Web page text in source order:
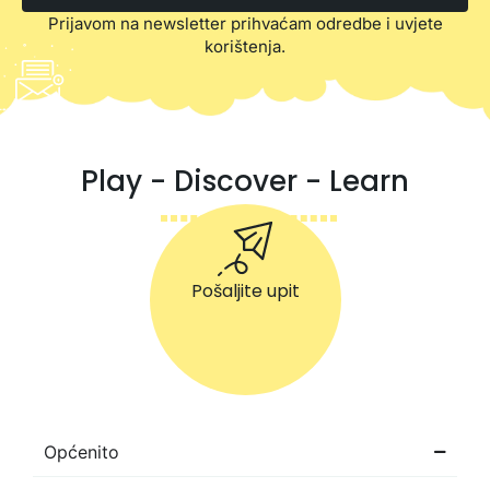
Prijavom na newsletter prihvaćam odredbe i uvjete
korištenja.
Play - Discover - Learn
Pošaljite upit
Općenito